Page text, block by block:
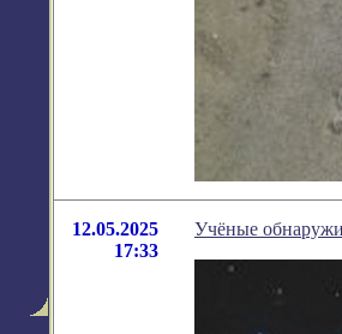
12.05.2025
17:33
Учёные